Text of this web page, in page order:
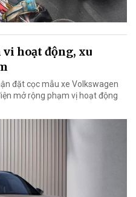
hoạt động, xu
đặt cọc mẫu xe Volkswagen
mở rộng phạm vị hoạt động